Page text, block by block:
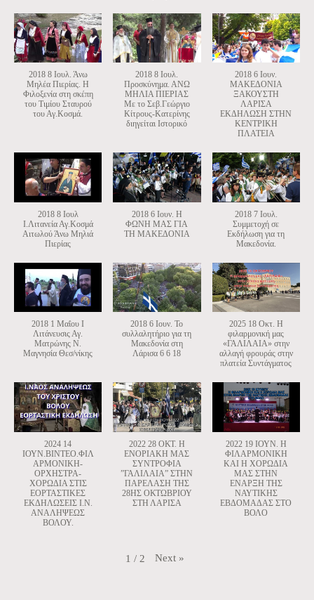
2018 8 Ιουλ. Άνω
Μηλέα Πιερίας. Η
Φιλοξενία στη σκέπη
του Τιμίου Σταυρού
του Αγ.Κοσμά.
2018 8 Ιουλ.
Προσκύνημα. ΑΝΩ
ΜΗΛΙΑ ΠΙΕΡΙΑΣ
Με το Σεβ.Γεώργιο
Κίτρους-Κατερίνης
διηγείται Ιστορικό
2018 6 Ιουν.
ΜΑΚΕΔΟΝΙΑ
ΞΑΚΟΥΣΤΗ
ΛΑΡΙΣΑ
ΕΚΔΗΛΩΣΗ ΣΤΗΝ
ΚΕΝΤΡΙΚΗ
ΠΛΑΤΕΙΑ
2018 8 Ιουλ
Ι.Λιτανεία Αγ.Κοσμά
Αιτωλού Άνω Μηλιά
Πιερίας
2018 6 Ιουν. Η
ΦΩΝΗ ΜΑΣ ΓΙΑ
ΤΗ ΜΑΚΕΔΟΝΙΑ
2018 7 Ιουλ.
Συμμετοχή σε
Εκδήλωση για τη
Μακεδονία.
2018 1 Μαΐου Ι
Λιτάνευσις Αγ.
Ματρώνης Ν.
Μαγνησία Θεσ/νίκης
2018 6 Ιουν. Το
συλλαλητήριο για τη
Μακεδονία στη
Λάρισα 6 6 18
2025 18 Οκτ. Η
φιλαρμονική μας
«ΓΑΛΙΛΑΙΑ» στην
αλλαγή φρουράς στην
πλατεία Συντάγματος
2024 14
ΙΟΥΝ.ΒΙΝΤΕΟ.ΦΙΛ
ΑΡΜΟΝΙΚΗ-
ΟΡΧΗΣΤΡΑ-
ΧΟΡΩΔΙΑ ΣΤΙΣ
ΕΟΡΤΑΣΤΙΚΕΣ
ΕΚΔΗΛΩΣΕΙΣ Ι.Ν.
ΑΝΑΛΗΨΕΩΣ
ΒΟΛΟΥ.
2022 28 ΟΚΤ. Η
ΕΝΟΡΙΑΚΗ ΜΑΣ
ΣΥΝΤΡΟΦΙΑ
”ΓΑΛΙΛΑΙΑ” ΣΤΗΝ
ΠΑΡΕΛΑΣΗ ΤΗΣ
28ΗΣ ΟΚΤΩΒΡΙΟΥ
ΣΤΗ ΛΑΡΙΣΑ
2022 19 ΙΟΥΝ. Η
ΦΙΛΑΡΜΟΝΙΚΗ
ΚΑΙ Η ΧΟΡΩΔΙΑ
ΜΑΣ ΣΤΗΝ
ΕΝΑΡΞΗ ΤΗΣ
ΝΑΥΤΙΚΗΣ
ΕΒΔΟΜΑΔΑΣ ΣΤΟ
ΒΟΛΟ
1 / 2 Next »